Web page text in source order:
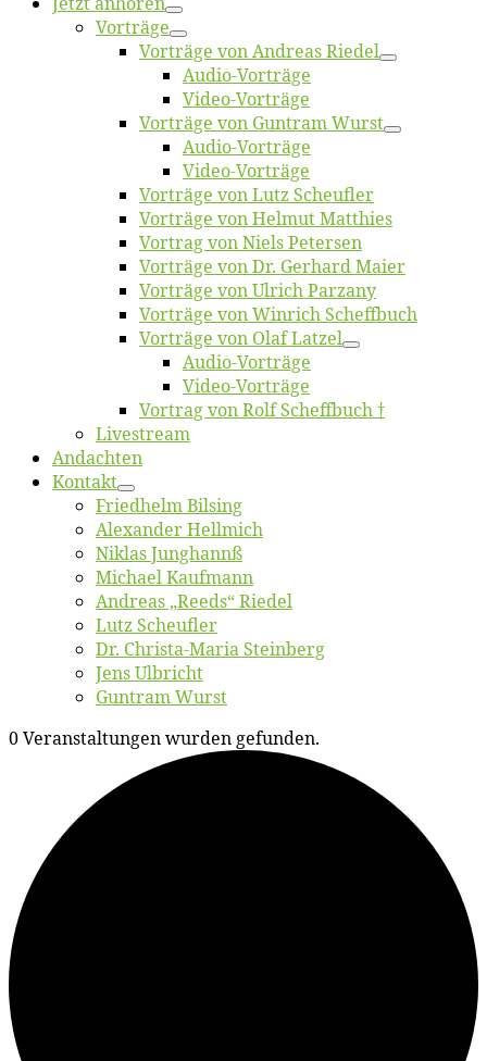
Vor­trä­ge
Vor­trä­ge von An­dre­as Riedel
Au­dio-Vor­trä­ge
Vi­deo-Vor­trä­ge
Vor­trä­ge von Gun­tram Wurst
Au­dio-Vor­trä­ge
Vi­deo-Vor­trä­ge
Vor­trä­ge von Lutz Scheufler
Vor­trä­ge von Hel­mut Matthies
Vor­trag von Niels Petersen
Vor­trä­ge von Dr. Ger­hard Maier
Vor­trä­ge von Ul­rich Parzany
Vor­trä­ge von Win­rich Scheffbuch
Vor­trä­ge von Olaf Latzel
Au­dio-Vor­trä­ge
Vi­deo-Vor­trä­ge
Vor­trag von Rolf Scheffbuch †
Live­stream
An­dach­ten
Kon­takt
Fried­helm Bilsing
Alex­an­der Hellmich
Ni­klas Junghannß
Mi­cha­el Kaufmann
An­dre­as „Reeds“ Riedel
Lutz Scheuf­ler
Dr. Chris­­ta-Ma­ria Steinberg
Jens Ulb­richt
Gun­tram Wurst
0 Veranstaltungen wurden gefunden.